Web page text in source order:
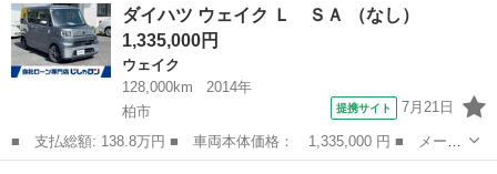
ボＶＳ ＳＡＩＩＩ ４ＷＤ スマートアシストＩＩＩ 両側電動ス
ライドド...
ダイハツ ウェイク Ｌ ＳＡ （なし）
1,335,000円
ウェイク
128,000km
2014年
柏市
提携サイト 7月21日
■ 支払総額: 138.8万円 ■ 車両本体価格： 1,335,000 円 ■ メーカ
ー名： ダイハツ ■ 車種名： ウェイク ■ グレード名： Ｌ Ｓ